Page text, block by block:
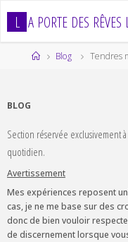
L A PORTE DES RÊVES
HomeBlog Tendres
BLOG
Section réservée exclusivement
quotidien.
Avertissement
Mes expériences reposent
cas, je ne me base sur des
donc de bien vouloir
de discernement lorsque